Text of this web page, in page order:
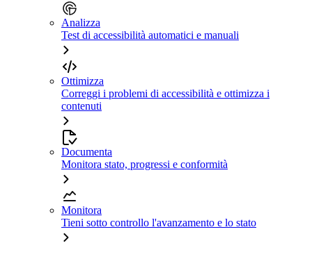
Analizza
Test di accessibilità automatici e manuali
Ottimizza
Correggi i problemi di accessibilità e ottimizza i
contenuti
Documenta
Monitora stato, progressi e conformità
Monitora
Tieni sotto controllo l'avanzamento e lo stato